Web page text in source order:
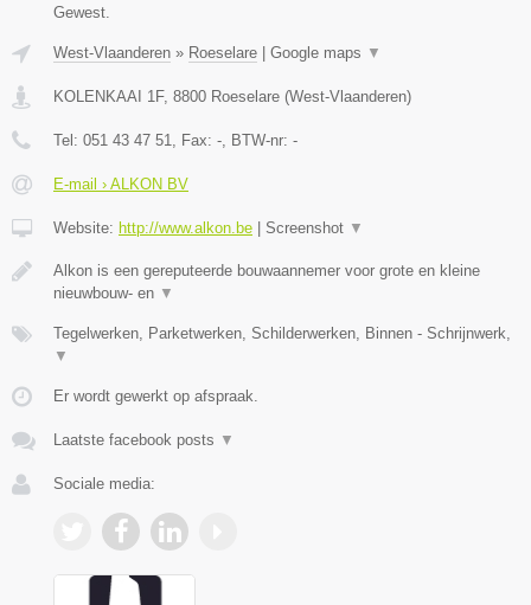
Gewest.
West-Vlaanderen » Roeselare Google maps ▼
KOLENKAAI 1F, 8800 Roeselare (West-Vlaanderen)
Tel: 051 43 47 51, Fax: -, BTW-nr: -
E-mail › ALKON BV
Website: http://www.alkon.be Screenshot ▼
Alkon is een gereputeerde bouwaannemer voor grote en kleine
nieuwbouw- en ▼
Tegelwerken, Parketwerken, Schilderwerken, Binnen - Schrijnwerk,
▼
Er wordt gewerkt op afspraak.
Laatste facebook posts ▼
Sociale media: